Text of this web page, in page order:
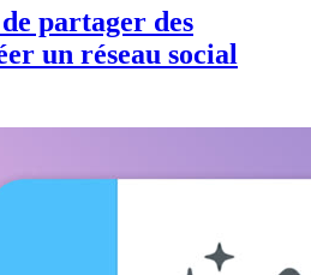
partager des
un réseau social